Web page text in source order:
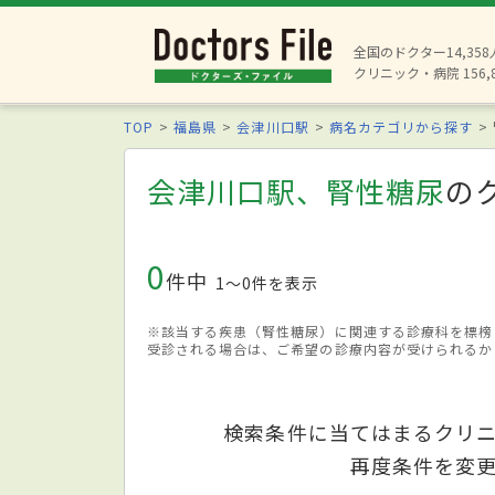
全国のドクター14,358
クリニック・病院
TOP 福島県 会津川口駅 病名カテゴリから探す
会津川口駅、腎性糖尿の
0件中 1〜0件を表示
※該当する疾患（腎性糖尿）に関連する診療科を標
受診される場合は、ご希望の診療内容が受けられる
検索条件に当てはまるクリ
再度条件を変